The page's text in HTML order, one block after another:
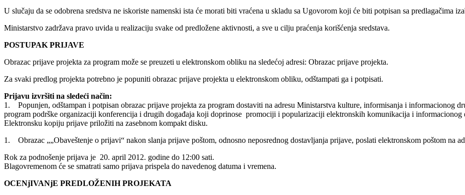
U slučaju da se odobrena sredstva ne iskoriste namenski ista će morati biti vraćena u skladu sa Ugovorom koji će biti potpisan sa predlagačima
Ministarstvo zadržava pravo uvida u realizaciju svake od predložene aktivnosti, a sve u cilju praćenja korišćenja sredstava.
POSTUPAK PRIJAVE
Obrazac prijave projekta za program može se preuzeti u elektronskom obliku na sledećoj adresi: Obrazac prijave projekta.
Za svaki predlog projekta potrebno je popuniti obrazac prijave projekta u elektronskom obliku, odštampati ga i potpisati.
Prijavu izvršiti na sledeći način:
1. Popunjen, odštampan i potpisan obrazac prijave projekta za program dostaviti na adresu Ministarstva kulture, informisanja i informacionog
program podrške organizaciji konferencija i drugih događaja koji doprinose promociji i popularizaciji elektronskih komunikacija i
Elektronsku kopiju prijave priložiti na zasebnom kompakt disku.
1. Obrazac „„Obaveštenje o prijavi“ nakon slanja prijave poštom, odnosno neposrednog dostavljanja prijave, poslati elektronskom poštom na
Rok za podnošenje prijava je 20. april 2012. godine do 12:00 sati.
Blagovremenom će se smatrati samo prijava prispela do navedenog datuma i vremena.
OCENjIVANjE PREDLOŽENIH PROJEKATA